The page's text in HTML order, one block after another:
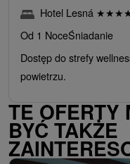
Hotel Lesná ★★★
Od 1 NoceŚniadanie
Dostęp do strefy
powietrzu.
TE OFERTY
BYĆ TAKŻE